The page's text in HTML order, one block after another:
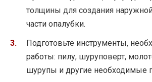
толщины для создания
части опалубки.
Подготовьте инструменты,
работы: пилу, шуруповерт,
шурупы и другие необходимые